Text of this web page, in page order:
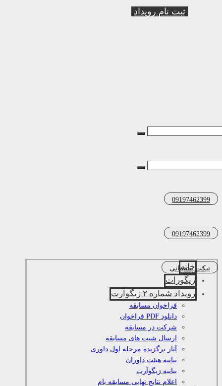
ثبت نام رویداد
09197462399
09197462399
تیکت پشتیبانی
خانه
زیگورات
رویداد شماره ۲ زیگوآرت
فراخوان مسابقه
دانلود PDF فراخوان
شرکت در مسابقه
ارسال شیت های مسابقه
آثار برگزیده مرحله اول داوری
بیانیه هیئت داوران
بیانیه زیگوآرت
اعلام نتایج نهایی مسابقه بام